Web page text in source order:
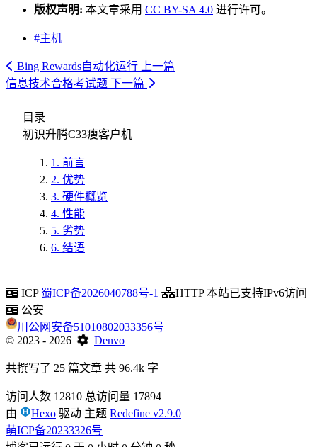
版权声明: 本文章采用 CC BY-SA 4.0 进行许可。
#主机
Bing Rewards自动化运行
上一篇
信息技术合格考试题 下一篇
目录
初识升腾C33瘦客户机
1. 前言
2. 优势
3. 硬件概览
4. 性能
5. 劣势
6. 结语
ICP 蜀ICP备2026040788号-1 HTTP 本站已支持IPv6访问
公安
川公网安备51010802033356号
© 2023 - 2026 Denvo
共撰写了 25 篇文章 共 96.4k 字
访问人数 12810 总访问量 17894
由
Hexo 驱动 主题 Redefine v2.9.0
萌ICP备20233326号